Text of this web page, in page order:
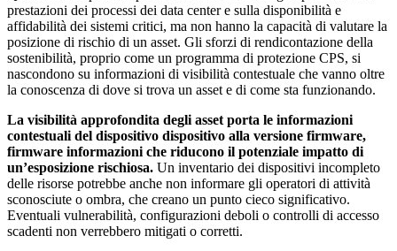
prestazioni dei processi dei data center e sulla disponibilità e
affidabilità dei sistemi critici, ma non hanno la capacità di valutare la
posizione di rischio di un asset. Gli sforzi di rendicontazione della
sostenibilità, proprio come un programma di protezione CPS, si
nascondono su informazioni di visibilità contestuale che vanno oltre
la conoscenza di dove si trova un asset e di come sta funzionando.
La visibilità approfondita degli asset porta le informazioni
contestuali del dispositivo dispositivo alla versione firmware,
firmware informazioni che riducono il potenziale impatto di
un’esposizione rischiosa. Un inventario dei dispositivi incompleto
delle risorse potrebbe anche non informare gli operatori di attività
sconosciute o ombra, che creano un punto cieco significativo.
Eventuali vulnerabilità, configurazioni deboli o controlli di accesso
scadenti non verrebbero mitigati o corretti.